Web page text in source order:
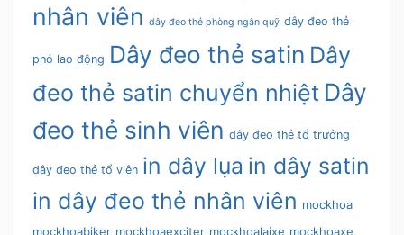
nhân viên dây đeo thẻ phòng ngân quỹ dây đeo thẻ
phó lao động Dây đeo thẻ satin Dây
đeo thẻ satin chuyển nhiệt Dây
đeo thẻ sinh viên dây đeo thẻ tổ trưởng
dây đeo thẻ tổ viên in dây lụa in dây satin
in dây đeo thẻ nhân viên mockhoa
mockhoabiker mockhoaexciter mockhoalaixe mockhoaxe